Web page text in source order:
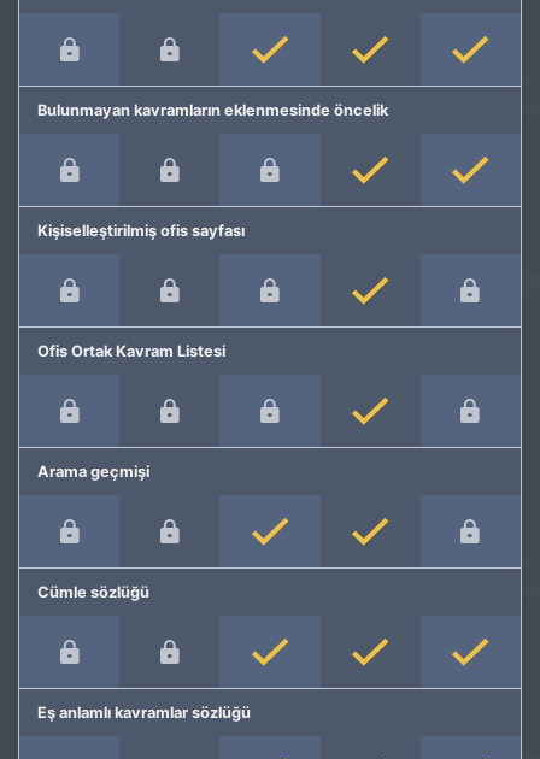
Bulunmayan kavramların eklenmesinde öncelik
Kişiselleştirilmiş ofis sayfası
Ofis Ortak Kavram Listesi
Arama geçmişi
Cümle sözlüğü
Eş anlamlı kavramlar sözlüğü